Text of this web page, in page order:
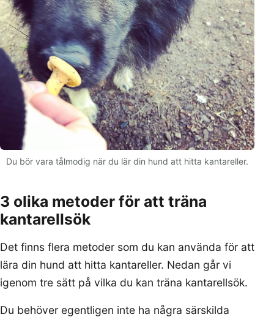
Du bör vara tålmodig när du lär din hund att hitta kantareller.
3 olika metoder för att träna
kantarellsök
Det finns flera metoder som du kan använda för att
lära din hund att hitta kantareller. Nedan går vi
igenom tre sätt på vilka du kan träna kantarellsök.
Du behöver egentligen inte ha några särskilda